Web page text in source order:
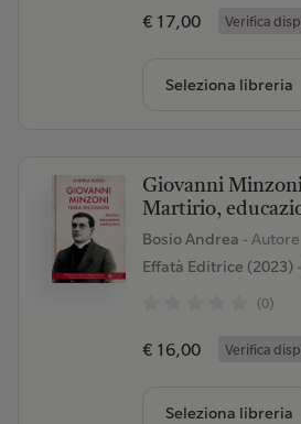
€ 17,00 Verifica
Seleziona libreria
Giovanni
Martirio,
Bosio Andrea - Autore
Effatà Editrice (2023)
(0)
€ 16,00 Verifica
Seleziona libreria